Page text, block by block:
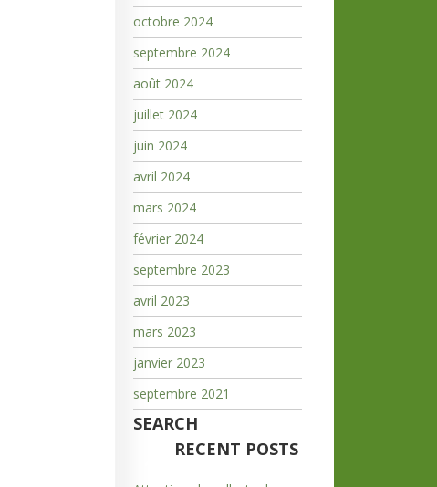
octobre 2024
septembre 2024
août 2024
juillet 2024
juin 2024
avril 2024
mars 2024
février 2024
septembre 2023
avril 2023
mars 2023
janvier 2023
septembre 2021
SEARCH
RECENT POSTS